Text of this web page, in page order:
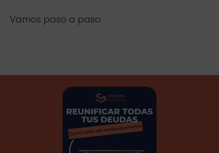
Vamos paso a paso.